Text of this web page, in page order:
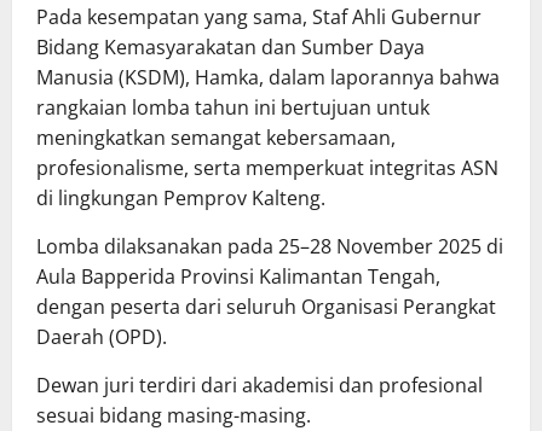
Pada kesempatan yang sama, Staf Ahli Gubernur
Bidang Kemasyarakatan dan Sumber Daya
Manusia (KSDM), Hamka, dalam laporannya bahwa
rangkaian lomba tahun ini bertujuan untuk
meningkatkan semangat kebersamaan,
profesionalisme, serta memperkuat integritas ASN
di lingkungan Pemprov Kalteng.
Lomba dilaksanakan pada 25–28 November 2025 di
Aula Bapperida Provinsi Kalimantan Tengah,
dengan peserta dari seluruh Organisasi Perangkat
Daerah (OPD).
Dewan juri terdiri dari akademisi dan profesional
sesuai bidang masing-masing.